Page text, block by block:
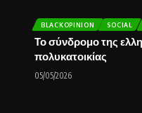
BLACKOPINION SOCIAL
Το σύνδρομο της
πολυκατοικίας
05/05/2026